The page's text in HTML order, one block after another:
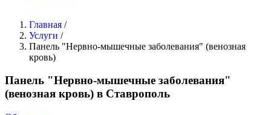
Главная /
Услуги /
Панель "Нервно-мышечные заболевания" (венозная
кровь)
Панель "Нервно-мышечные заболевания"
(венозная кровь) в Ставрополь